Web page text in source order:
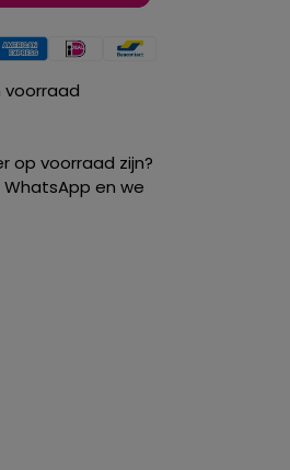
voorraad
op voorraad zijn?
en we